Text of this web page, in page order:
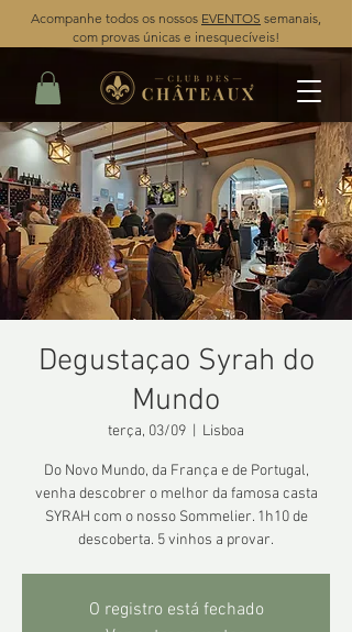
Acompanhe todos os nossos EVENTOS semanais,
com provas únicas e inesquecíveis!
Degustaçao Syrah do
Mundo
terça, 03/09 Lisboa
Do Novo Mundo, da França e de Portugal,
venha descobrer o melhor da famosa casta
SYRAH com o nosso Sommelier. 1h10 de
descoberta. 5 vinhos a provar.
O registro está fechado